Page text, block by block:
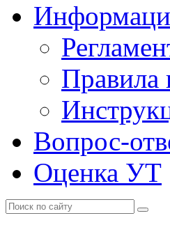
Правила
Вопрос-
Оценка УТ